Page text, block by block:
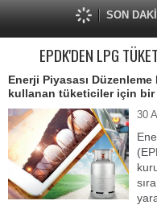
SON
EPDK'DEN LPG
Enerji Piyasası
kullanan tüketiciler için bir
30